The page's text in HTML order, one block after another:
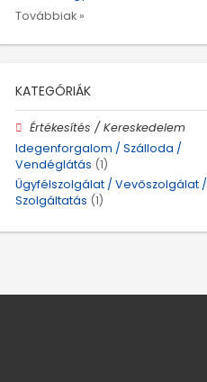
Továbbiak »
KATEGÓRIÁK
Értékesítés / Kereskedelem
Idegenforgalom / Szálloda /
Vendéglátás (1)
Ügyfélszolgálat / Vevőszolgálat /
Szolgáltatás (1)